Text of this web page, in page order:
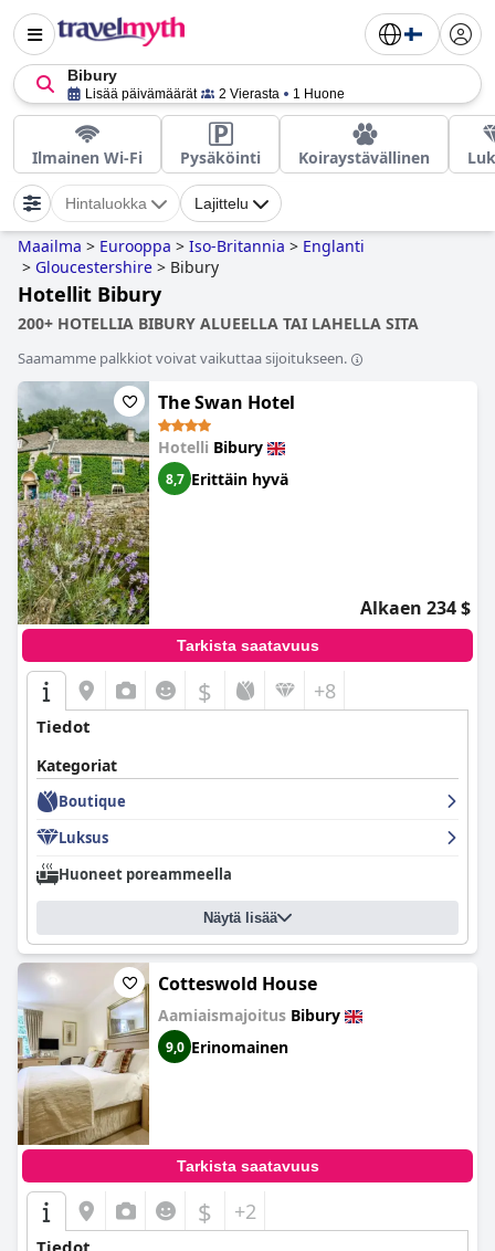
Bibury
Lisää päivämäärät 2 Vierasta 1 Huone
Ilmainen Wi-Fi Pysäköinti Koiraystävällinen
Hintaluokka Lajittelu
Maailma > Eurooppa > Iso-Britannia > Englanti
> Gloucestershire > Bibury
Hotellit Bibury
200+ HOTELLIA BIBURY ALUEELLA TAI LAHELLA SITA
Saamamme palkkiot voivat vaikuttaa sijoitukseen.
The Swan Hotel
Hotelli Bibury
8,7 Erittäin hyvä
Alkaen 234 $
Tarkista saatavuus
$ +8
Tiedot
Kategoriat
Boutique
Luksus
Huoneet poreammeella
Näytä lisää
Cotteswold House
Aamiaismajoitus Bibury
9,0 Erinomainen
Tarkista saatavuus
$ +2
Tiedot